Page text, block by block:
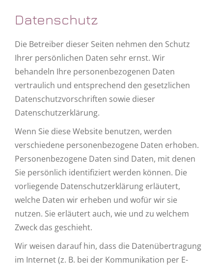
Datenschutz
Die Betreiber dieser Seiten nehmen den Schutz
Ihrer persönlichen Daten sehr ernst. Wir
behandeln Ihre personenbezogenen Daten
vertraulich und entsprechend den gesetzlichen
Datenschutzvorschriften sowie dieser
Datenschutzerklärung.
Wenn Sie diese Website benutzen, werden
verschiedene personenbezogene Daten erhoben.
Personenbezogene Daten sind Daten, mit denen
Sie persönlich identifiziert werden können. Die
vorliegende Datenschutzerklärung erläutert,
welche Daten wir erheben und wofür wir sie
nutzen. Sie erläutert auch, wie und zu welchem
Zweck das geschieht.
Wir weisen darauf hin, dass die Datenübertragung
im Internet (z. B. bei der Kommunikation per E-